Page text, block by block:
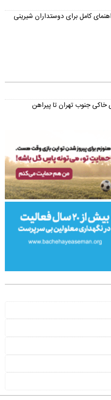
کامل برای دوستداران شیرینی
خاکی جنوب تهران تا پیراهن